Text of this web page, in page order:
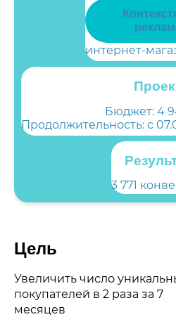
интернет-
Продолжительность: с
Бюджет: 4
3 771
Цель
Увеличить число
покупателей в 2 раза за 7
месяцев